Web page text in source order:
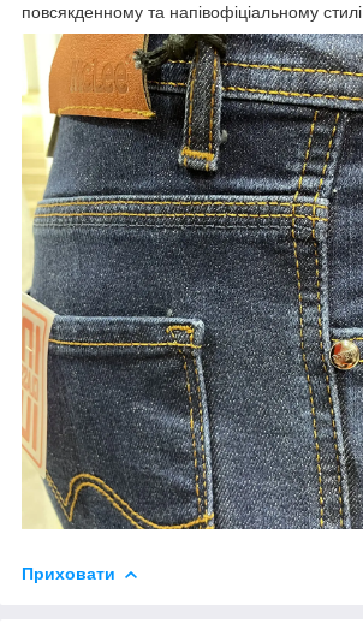
повсякденному та напівофіціальному стилі
Приховати